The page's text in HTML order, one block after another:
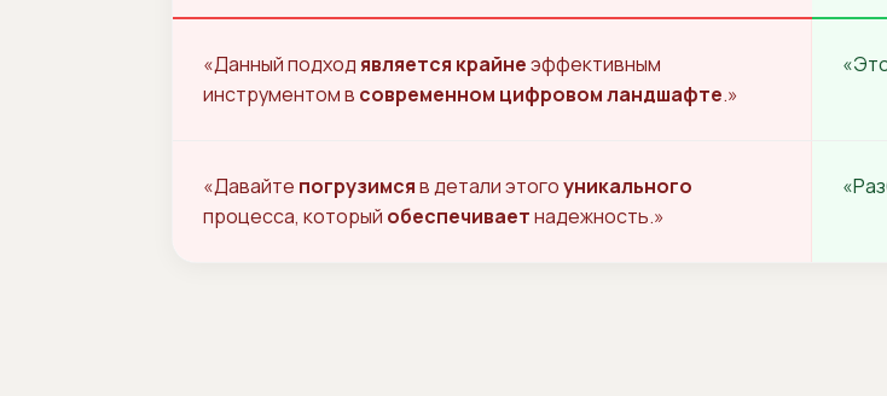
«Данный подход является крайнеэффективным
инструментом в современном цифровом ландшафте.»
«Давайте погрузимсяв детали этогоуникального
процесса, который обеспечиваетнадежность.»